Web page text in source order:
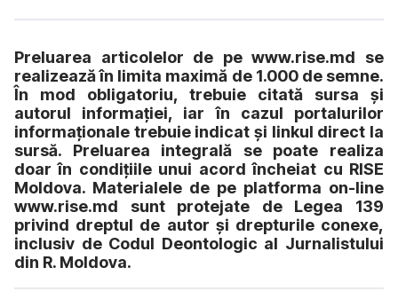
Preluarea articolelor de pe www.rise.md se
realizează în limita maximă de 1.000 de semne.
În mod obligatoriu, trebuie citată sursa și
autorul informației, iar în cazul portalurilor
informaționale trebuie indicat și linkul direct la
sursă. Preluarea integrală se poate realiza
doar în condițiile unui acord încheiat cu RISE
Moldova. Materialele de pe platforma on-line
www.rise.md sunt protejate de Legea 139
privind dreptul de autor și drepturile conexe,
inclusiv de Codul Deontologic al Jurnalistului
din R. Moldova.